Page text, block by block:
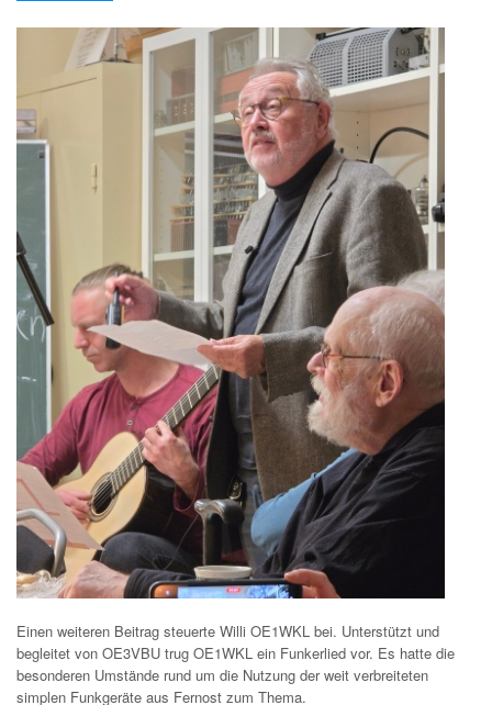
Einen weiteren Beitrag steuerte Willi OE1WKL bei. Unterstützt und
begleitet von OE3VBU trug OE1WKL ein Funkerlied vor. Es hatte die
besonderen Umstände rund um die Nutzung der weit verbreiteten
simplen Funkgeräte aus Fernost zum Thema.